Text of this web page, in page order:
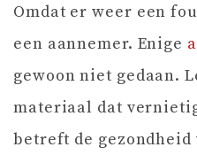
Omdat er weer een
een aannemer. Enige
gewoon niet gedaan.
materiaal dat
betreft de gezondheid